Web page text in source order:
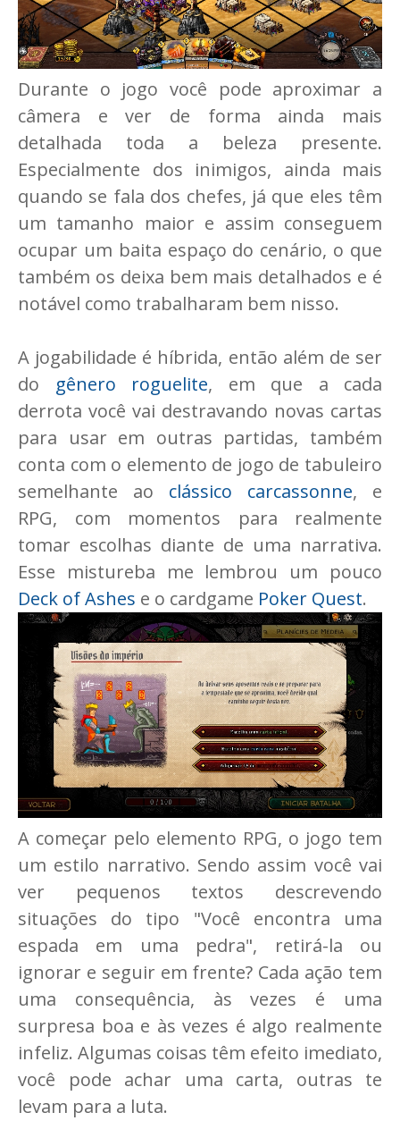
Durante o jogo você pode aproximar a
câmera e ver de forma ainda mais
detalhada toda a beleza presente.
Especialmente dos inimigos, ainda mais
quando se fala dos chefes, já que eles têm
um tamanho maior e assim conseguem
ocupar um baita espaço do cenário, o que
também os deixa bem mais detalhados e é
notável como trabalharam bem nisso.
A jogabilidade é híbrida, então além de ser
do gênero roguelite, em que a cada
derrota você vai destravando novas cartas
para usar em outras partidas, também
conta com o elemento de jogo de tabuleiro
semelhante ao clássico carcassonne, e
RPG, com momentos para realmente
tomar escolhas diante de uma narrativa.
Esse mistureba me lembrou um pouco
Deck of Ashes e o cardgame Poker Quest.
A começar pelo elemento RPG, o jogo tem
um estilo narrativo. Sendo assim você vai
ver pequenos textos descrevendo
situações do tipo "Você encontra uma
espada em uma pedra", retirá-la ou
ignorar e seguir em frente? Cada ação tem
uma consequência, às vezes é uma
surpresa boa e às vezes é algo realmente
infeliz. Algumas coisas têm efeito imediato,
você pode achar uma carta, outras te
levam para a luta.